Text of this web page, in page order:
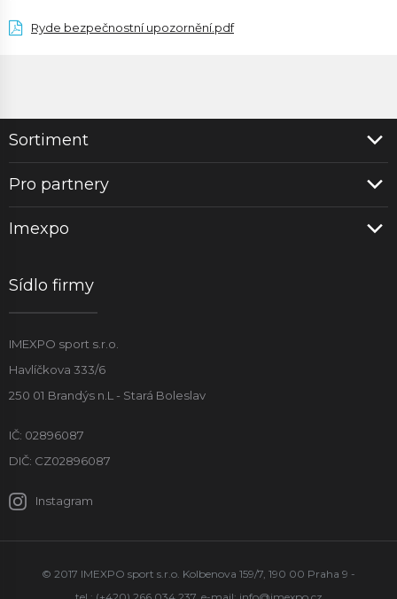
Ryde bezpečnostní upozornění.pdf
Sortiment
Pro partnery
Imexpo
Sídlo firmy
IMEXPO sport s.r.o.
Havlíčkova 333/6
250 01 Brandýs n.L - Stará Boleslav
IČ: 02896087
DIČ: CZ02896087
Instagram
© 2017 IMEXPO sport s.r.o. Kolbenova 159/7, 190 00 Praha 9 -
tel.: (+420) 266 034 237, e-mail: info@imexpo.cz